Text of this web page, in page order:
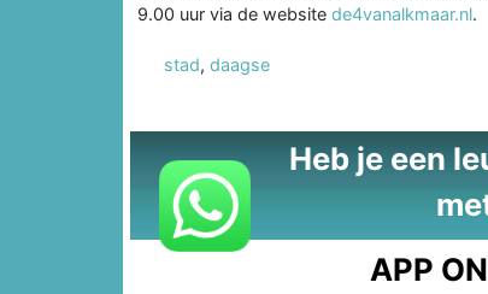
9.00 uur via de website de4vanalkmaar.nl.
stad, daagse
Heb je een
APP